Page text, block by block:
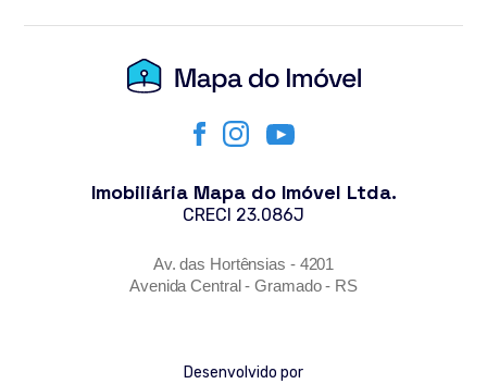
Imobiliária Mapa do Imóvel Ltda.
CRECI 23.086J
Av. das Hortênsias - 4201
Avenida Central - Gramado - RS
Desenvolvido por